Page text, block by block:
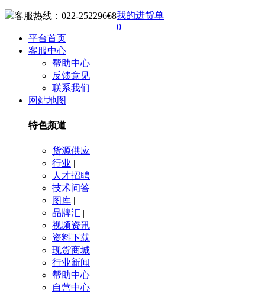
客服热线： 022-25229668我的进货单
0
平台首页|
客服中心|
帮助中心
反馈意见
联系我们
网站地图
特色频道
货源供应 |
行业 |
人才招聘 |
技术问答 |
图库 |
品牌汇 |
视频资讯 |
资料下载 |
现货商城 |
行业新闻 |
帮助中心 |
自营中心